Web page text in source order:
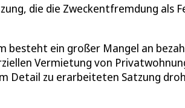
die die Zweckentfremdung als
besteht ein großer Mangel an
Vermietung von
Detail zu erarbeiteten Satzung